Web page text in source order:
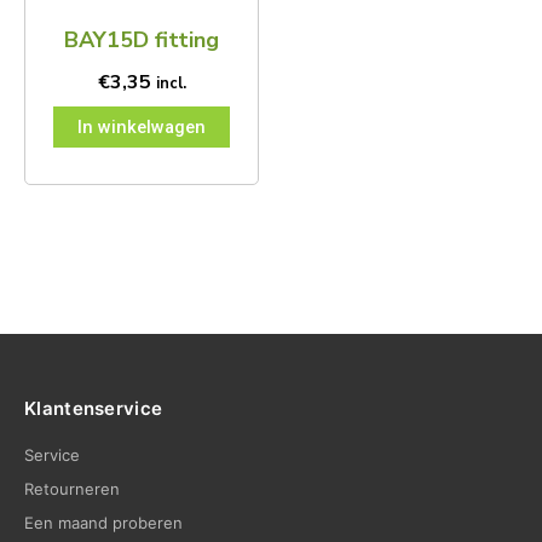
BAY15D fitting
€3,35 incl.
In winkelwagen
Klantenservice
Service
Retourneren
Een maand proberen